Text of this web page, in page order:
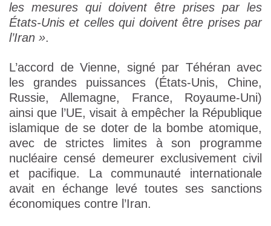
les mesures qui doivent être prises par les
États-Unis et celles qui doivent être prises par
l’Iran ».
L’accord de Vienne, signé par Téhéran avec
les grandes puissances (États-Unis, Chine,
Russie, Allemagne, France, Royaume-Uni)
ainsi que l’UE, visait à empêcher la République
islamique de se doter de la bombe atomique,
avec de strictes limites à son programme
nucléaire censé demeurer exclusivement civil
et pacifique. La communauté internationale
avait en échange levé toutes ses sanctions
économiques contre l’Iran.